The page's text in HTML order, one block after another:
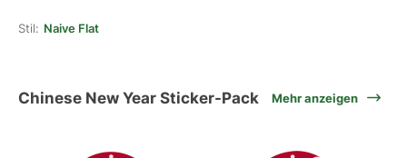
Stil: Naive Flat
Chinese New Year Sticker-Pack Mehr anzeigen